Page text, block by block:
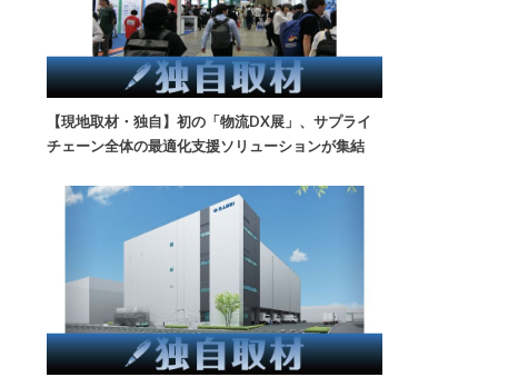
【現地取材・独自】初の「物流DX展」、サプライ
チェーン全体の最適化支援ソリューションが集結